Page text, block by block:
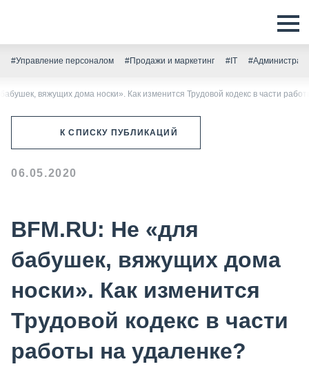
#Управление персоналом #Продажи и маркетинг #IT
вяжущих дома носки». Как изменится Трудовой кодекс в части
К СПИСКУ ПУБЛИКАЦИЙ
06.05.2020
BFM.RU: Не «для
бабушек, вяжущих дома
носки». Как изменится
Трудовой кодекс в части
работы на удаленке?